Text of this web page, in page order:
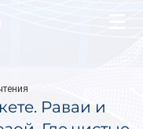
Раваи и